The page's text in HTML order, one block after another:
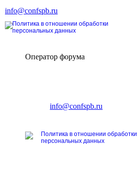
info@confspb.ru
Политика в отношении обработки
персональных данных
Оператор форума
E-mail:info@confspb.ru
Политика в отношении обработки
персональных данных